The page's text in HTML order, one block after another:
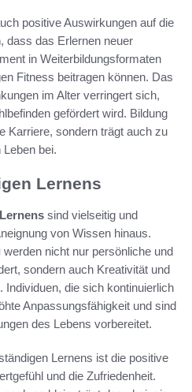
positive Auswirkungen auf die
dass das Erlernen neuer
in Weiterbildungsformaten
Fitness beitragen können. Das
im Alter verringert sich,
gefördert wird. Bildung
Karriere, sondern trägt auch zu
bei.
Lernens
sind vielseitig und
von Wissen hinaus.
werden nicht nur persönliche und
sondern auch Kreativität und
Individuen, die sich kontinuierlich
Anpassungsfähigkeit und sind
des Lebens vorbereitet.
Lernens ist die positive
und die Zufriedenheit.